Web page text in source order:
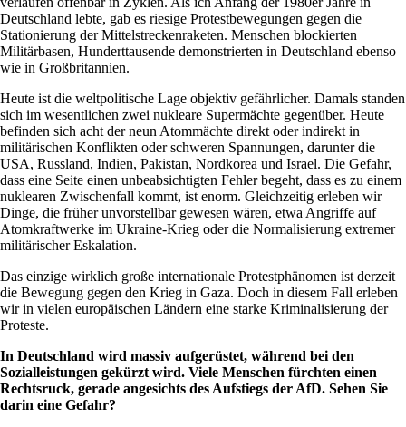
Deutschland lebte, gab es riesige Protestbewegungen gegen die
Stationierung der Mittelstreckenraketen. Menschen blockierten
Militärbasen, Hunderttausende demonstrierten in Deutschland ebenso
wie in Großbritannien.
Heute ist die weltpolitische Lage objektiv gefährlicher. Damals standen
sich im wesentlichen zwei nukleare Supermächte gegenüber. Heute
befinden sich acht der neun Atommächte direkt oder indirekt in
militärischen Konflikten oder schweren Spannungen, darunter die
USA, Russland, Indien, Pakistan, Nordkorea und Israel. Die Gefahr,
dass eine Seite einen unbeabsichtigten Fehler begeht, dass es zu einem
nuklearen Zwischenfall kommt, ist enorm. Gleichzeitig erleben wir
Dinge, die früher unvorstellbar gewesen wären, etwa Angriffe auf
Atomkraftwerke im Ukraine-Krieg oder die Normalisierung extremer
militärischer Eskalation.
Das einzige wirklich große internationale Protestphänomen ist derzeit
die Bewegung gegen den Krieg in Gaza. Doch in diesem Fall erleben
wir in vielen europäischen Ländern eine starke Kriminalisierung der
Proteste.
In Deutschland wird massiv aufgerüstet, während bei den
Sozialleistungen gekürzt wird. Viele Menschen fürchten einen
Rechtsruck, gerade angesichts des Aufstiegs der AfD. Sehen Sie
darin eine Gefahr?